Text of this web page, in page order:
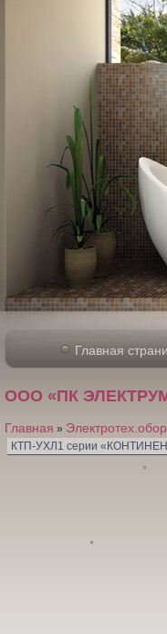
Главная
ООО «ПК
Главная »
КТП-УХЛ1 серии